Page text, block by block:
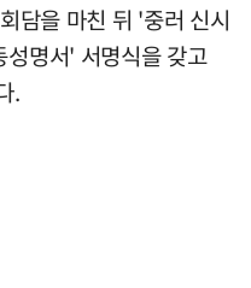
담을 마친 뒤 '중러 신시
명서' 서명식을 갖고
.